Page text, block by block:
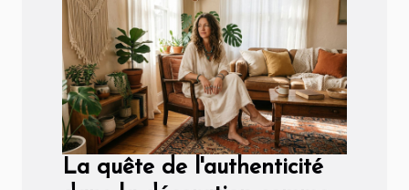
La quête de l'authenticité